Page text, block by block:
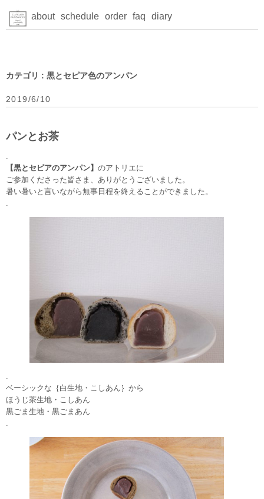
about schedule order faq diary
カテゴリ : 黒とセピア色のアンパン
2019/6/10
パンとお茶
.
【黒とセピアのアンパン】 のアトリエに
ご参加くださった皆さま、ありがとうございました。
暑い暑いと言いながら無事日程を終えることができました。
.
.
ベーシックな｛白生地・こしあん｝から
ほうじ茶生地・こしあん
黒ごま生地・黒ごまあん
.